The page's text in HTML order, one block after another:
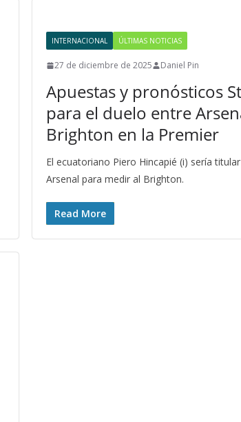
INTERNACIONAL ÚLTIMAS NOTICIAS
27 de diciembre de 2025 Daniel Pin
Apuestas y pronósticos
para el duelo entre
Brighton en la Premier
El ecuatoriano Piero Hincapié (i) sería
Arsenal para medir al Brighton.
Read More